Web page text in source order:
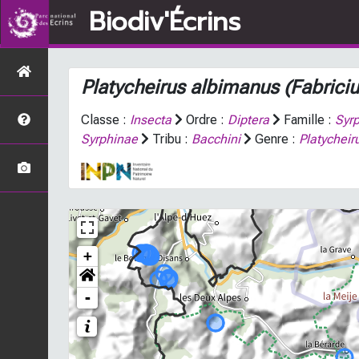
Biodiv'Écrins
Platycheirus albimanus
Classe : Insecta Ordre : Diptera Famille :
Syrphinae
Tribu : Bacchini Genre :
+
-